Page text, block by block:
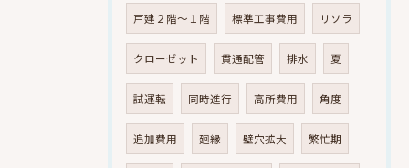
戸建２階～１階 標準工事費用 リソラ
クローゼット 貫通配管 排水 夏
試運転 同時進行 高所費用 角度
追加費用 廻縁 壁穴拡大 繁忙期